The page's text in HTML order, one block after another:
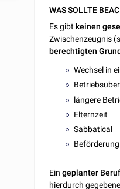
WAS SOLLTE
Es gibt keinen
Zwischenzeugnis
berechtigten
Wechsel in
längere
Elternzeit
Sabbatical
Beförderung
Eingeplanter
hierdurch